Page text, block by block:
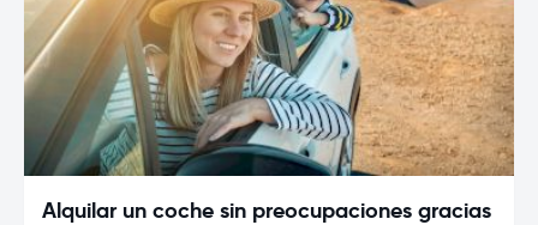
Alquilar un coche sin preocupaciones gracias